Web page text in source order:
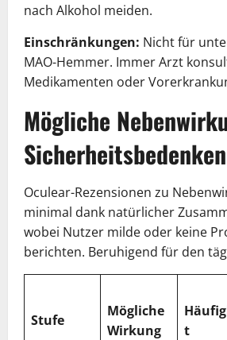
nach Alkohol meiden.
Einschränkungen: Nicht für
MAO-Hemmer. Immer Arzt
Medikamenten oder
Mögliche
Sicherheitsbedenken
Oculear-Rezensionen zu
minimal dank natürlicher
wobei Nutzer milde oder keine
berichten. Beruhigend für den
Stufe
Mögliche
Wirkung
t